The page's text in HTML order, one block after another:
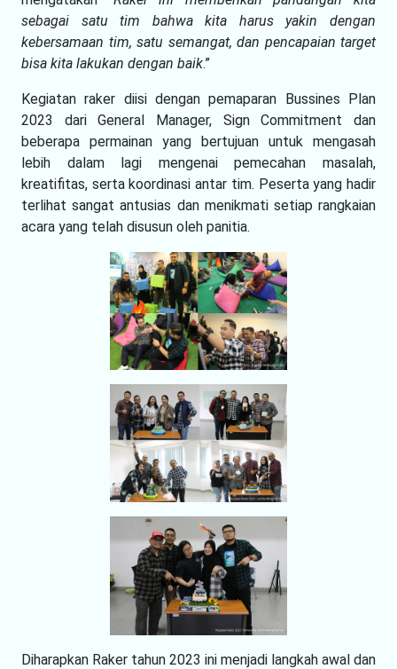
sebagai satu tim bahwa kita harus yakin dengan
kebersamaan tim, satu semangat, dan pencapaian target
bisa kita lakukan dengan baik.”
Kegiatan raker diisi dengan pemaparan Bussines Plan
2023 dari General Manager, Sign Commitment dan
beberapa permainan yang bertujuan untuk mengasah
lebih dalam lagi mengenai pemecahan masalah,
kreatifitas, serta koordinasi antar tim. Peserta yang hadir
terlihat sangat antusias dan menikmati setiap rangkaian
acara yang telah disusun oleh panitia.
Diharapkan Raker tahun 2023 ini menjadi langkah awal dan